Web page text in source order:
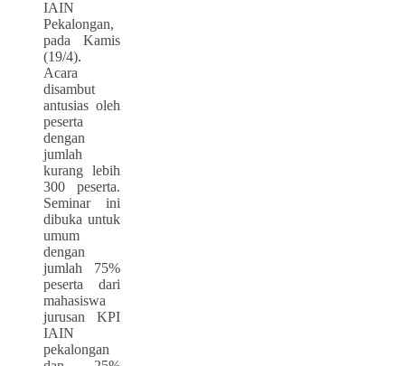
IAIN
Pekalongan,
pada Kamis
(19/4).
Acara
disambut
antusias oleh
peserta
dengan
jumlah
kurang lebih
300 peserta.
Seminar ini
dibuka untuk
umum
dengan
jumlah 75%
peserta dari
mahasiswa
jurusan KPI
IAIN
pekalongan